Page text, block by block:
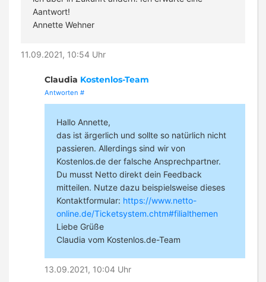
Aantwort!
Annette Wehner
11.09.2021, 10:54 Uhr
Claudia Kostenlos-Team
Antworten #
Hallo Annette,
das ist ärgerlich und sollte so natürlich nicht
passieren. Allerdings sind wir von
Kostenlos.de der falsche Ansprechpartner.
Du musst Netto direkt dein Feedback
mitteilen. Nutze dazu beispielsweise dieses
Kontaktformular: https://www.netto-
online.de/Ticketsystem.chtm#filialthemen
Liebe Grüße
Claudia vom Kostenlos.de-Team
13.09.2021, 10:04 Uhr